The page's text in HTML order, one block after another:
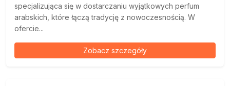
specjalizująca się w dostarczaniu wyjątkowych perfum
arabskich, które łączą tradycję z nowoczesnością. W
ofercie...
Zobacz szczegóły